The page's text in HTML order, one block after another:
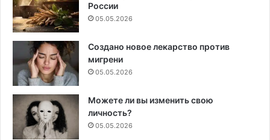
России
05.05.2026
Создано новое лекарство против
мигрени
05.05.2026
Можете ли вы изменить свою
личность?
05.05.2026